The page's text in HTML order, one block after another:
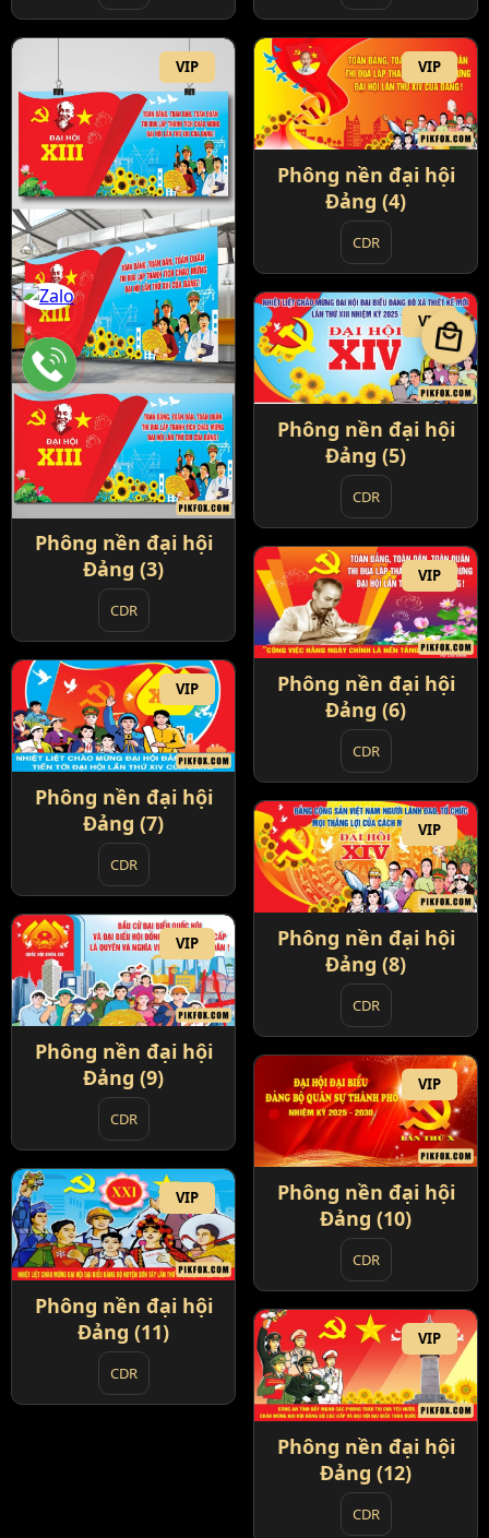
VIP
Phông nền đại hội
Đảng (3)
CDR
VIP
Phông nền đại hội
Đảng (4)
CDR
VIP
Phông nền đại hội
Đảng (5)
CDR
VIP
Phông nền đại hội
Đảng (6)
CDR
VIP
Phông nền đại hội
Đảng (7)
CDR
VIP
Phông nền đại hội
Đảng (8)
CDR
VIP
Phông nền đại hội
Đảng (9)
CDR
VIP
Phông nền đại hội
Đảng (10)
CDR
VIP
Phông nền đại hội
Đảng (11)
CDR
VIP
Phông nền đại hội
Đảng (12)
CDR
local_mall